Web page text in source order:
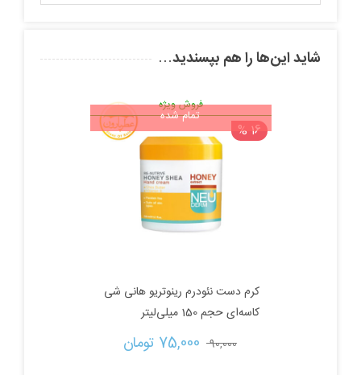
شاید این‌ها را هم بپسندید…
فروش ویژه
16 %
تمام شده
کرم دست نئودرم رینوتریو هانی شی
کاسه‌ای حجم 150 میلی‌لیتر
90,000 قیمت
75,000 تومان